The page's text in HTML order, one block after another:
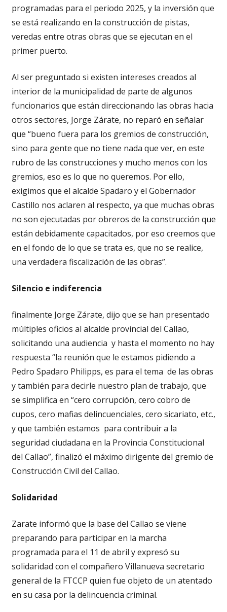
programadas para el periodo 2025, y la inversión que
se está realizando en la construcción de pistas,
veredas entre otras obras que se ejecutan en el
primer puerto.
Al ser preguntado si existen intereses creados al
interior de la municipalidad de parte de algunos
funcionarios que están direccionando las obras hacia
otros sectores, Jorge Zárate, no reparó en señalar
que “bueno fuera para los gremios de construcción,
sino para gente que no tiene nada que ver, en este
rubro de las construcciones y mucho menos con los
gremios, eso es lo que no queremos. Por ello,
exigimos que el alcalde Spadaro y el Gobernador
Castillo nos aclaren al respecto, ya que muchas obras
no son ejecutadas por obreros de la construcción que
están debidamente capacitados, por eso creemos que
en el fondo de lo que se trata es, que no se realice,
una verdadera fiscalización de las obras”.
Silencio e indiferencia
finalmente Jorge Zárate, dijo que se han presentado
múltiples oficios al alcalde provincial del Callao,
solicitando una audiencia y hasta el momento no hay
respuesta “la reunión que le estamos pidiendo a
Pedro Spadaro Philipps, es para el tema de las obras
y también para decirle nuestro plan de trabajo, que
se simplifica en “cero corrupción, cero cobro de
cupos, cero mafias delincuenciales, cero sicariato, etc.,
y que también estamos para contribuir a la
seguridad ciudadana en la Provincia Constitucional
del Callao”, finalizó el máximo dirigente del gremio de
Construcción Civil del Callao.
Solidaridad
Zarate informó que la base del Callao se viene
preparando para participar en la marcha
programada para el 11 de abril y expresó su
solidaridad con el compañero Villanueva secretario
general de la FTCCP quien fue objeto de un atentado
en su casa por la delincuencia criminal.